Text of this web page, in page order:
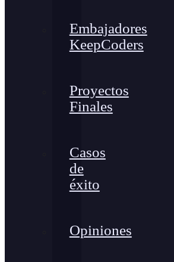
Embajadores
KeepCoders
Proyectos
Finales
Casos
de
éxito
Opiniones